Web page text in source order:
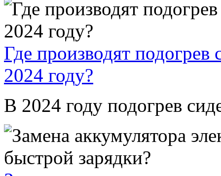
Где производят
2024 году?
В 2024 году подогрев